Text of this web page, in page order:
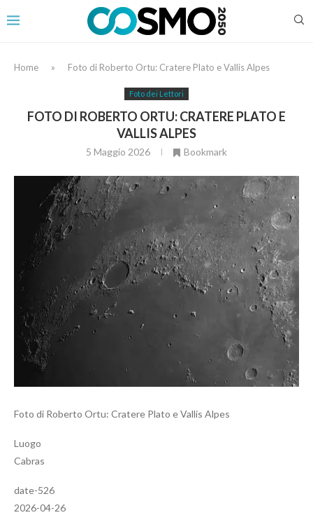
Home » Foto di Roberto Ortu: Cratere Plato e Vallis Alpes
Foto dei Lettori
FOTO DI ROBERTO ORTU: CRATERE PLATO E
VALLIS ALPES
5 Maggio 2026 Bookmark
Foto di Roberto Ortu: Cratere Plato e Vallis Alpes
Luogo
Cabras
date-526
2026-04-26